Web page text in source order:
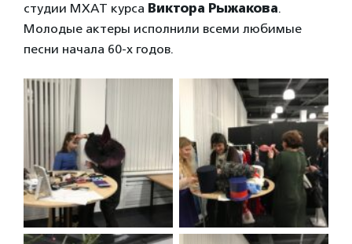
студии МХАТ курса Виктора Рыжакова.
Молодые актеры исполнили всеми любимые
песни начала 60-х годов.